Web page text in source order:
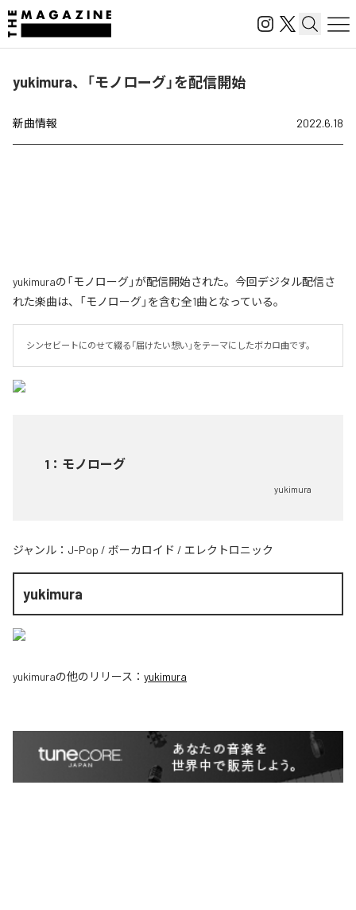
yukimura、「モノローグ」を配信開始
新曲情報 2022.6.18
yukimuraの「モノローグ」が配信開始された。今回デジタル配信さ
れた楽曲は、「モノローグ」を含む全1曲となっている。
シンセビートにのせて綴る「届けたい想い」をテーマにしたボカロ曲です。
1 ： モノローグ
yukimura
ジャンル： J-Pop / ボーカロイド / エレクトロニック
yukimura
yukimuraの他のリリース： yukimura